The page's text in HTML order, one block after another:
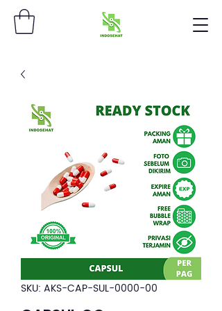
SKU: AKS-CAP-SUL-0000-00